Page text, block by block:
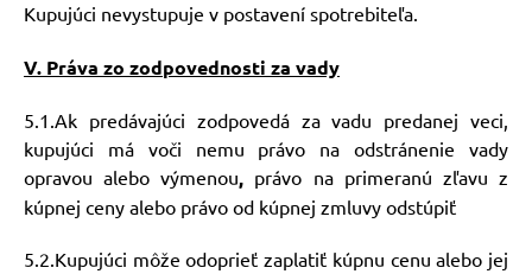
Kupujúci nevystupuje v postavení spotrebiteľa.
V. Práva zo zodpovednosti za vady
5.1.Ak predávajúci zodpovedá za vadu predanej veci,
kupujúci má voči nemu právo na odstránenie vady
opravou alebo výmenou, právo na primeranú zľavu z
kúpnej ceny alebo právo od kúpnej zmluvy odstúpiť
5.2.Kupujúci môže odoprieť zaplatiť kúpnu cenu alebo jej